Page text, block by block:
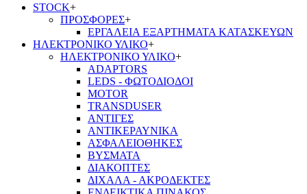
STOCK+
ΠΡΟΣΦΟΡΕΣ+
ΕΡΓΑΛΕΙΑ ΕΞΑΡΤΗΜΑΤΑ ΚΑΤΑΣΚΕΥΩΝ
ΗΛΕΚΤΡΟΝΙΚΟ ΥΛΙΚΟ+
ΗΛΕΚΤΡΟΝΙΚΟ ΥΛΙΚΟ+
ADAPTORS
LEDS - ΦΩΤΟΔΙΟΔΟΙ
MOTOR
TRANSDUSER
ΑΝΤΙΓΕΣ
ΑΝΤΙΚΕΡΑΥΝΙΚΑ
ΑΣΦΑΛΕΙΟΘΗΚΕΣ
ΒΥΣΜΑΤΑ
ΔΙΑΚΟΠΤΕΣ
ΔΙΧΑΛΑ - ΑΚΡΟΔΕΚΤΕΣ